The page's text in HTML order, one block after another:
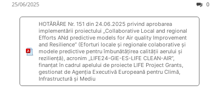
25/06/2025 0
HOTĂRÂRE Nr. 151 din 24.06.2025 privind aprobarea
implementării proiectului „Collaborative Local and regional
Efforts ANd predictive models for Air quality Improvement
and Resilience” (Eforturi locale și regionale colaborative și
modele predictive pentru îmbunătățirea calității aerului și
reziliență), acronim „LIFE24-GIE-ES-LIFE CLEAN-AIR”,
finanțat în cadrul apelului de proiecte LIFE Project Grants,
gestionat de Agenția Executivă Europeană pentru Climă,
Infrastructură și Mediu